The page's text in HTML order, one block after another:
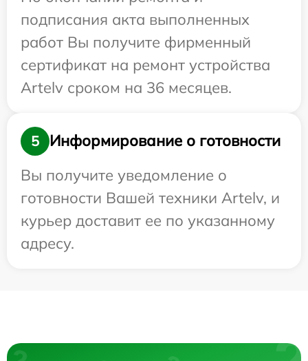
подписания акта выполненных
работ Вы получите фирменный
сертификат на ремонт устройства
Artelv сроком на 36 месяцев.
5
Информирование о готовности
Вы получите уведомление о
готовности Вашей техники Artelv, и
курьер доставит ее по указанному
адресу.